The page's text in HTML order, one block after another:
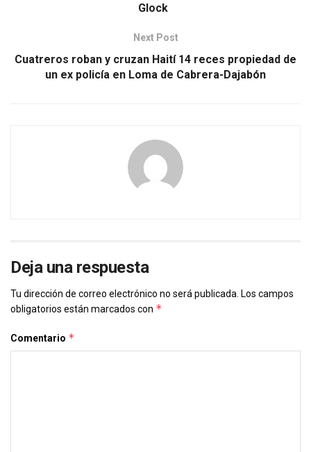
Glock
Next Post
Cuatreros roban y cruzan Haití 14 reces propiedad de
un ex policía en Loma de Cabrera-Dajabón
Deja una respuesta
Tu dirección de correo electrónico no será publicada. Los campos
obligatorios están marcados con *
Comentario *